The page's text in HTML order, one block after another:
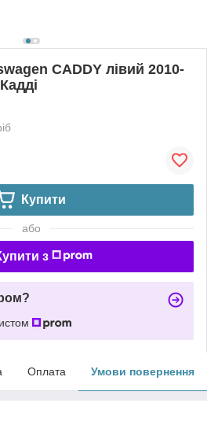
CADDY лівий 2010-
Купити
або
з
Оплата Умови повернення